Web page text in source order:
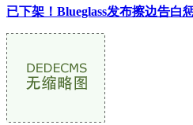
已下架！Blueglass发布擦边告白